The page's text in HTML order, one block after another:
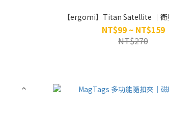
【ergomi】Titan Satellite ｜衛
NT$99 ~ NT$159
NT$270